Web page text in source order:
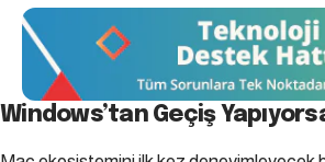
Windows’tan Geçiş